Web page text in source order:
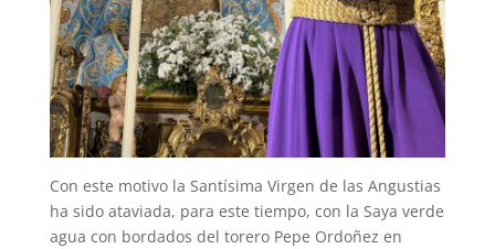
Con este motivo la Santísima Virgen de las Angustias
ha sido ataviada, para este tiempo, con la Saya verde
agua con bordados del torero Pepe Ordoñez en